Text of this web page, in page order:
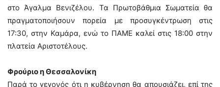
στο Άγαλμα Βενιζέλου. Τα Πρωτοβάθμια Σωματεία θα
πραγματοποιήσουν πορεία με προσυγκέντρωση στις
17:30, στην Καμάρα, ενώ το ΠΑΜΕ καλεί στις 18:00 στην
πλατεία Αριστοτέλους.
Φρούριο η Θεσσαλονίκη
Παρά το γεγονός ότι η κυβέρνηση θα απουσιάζει, επί της